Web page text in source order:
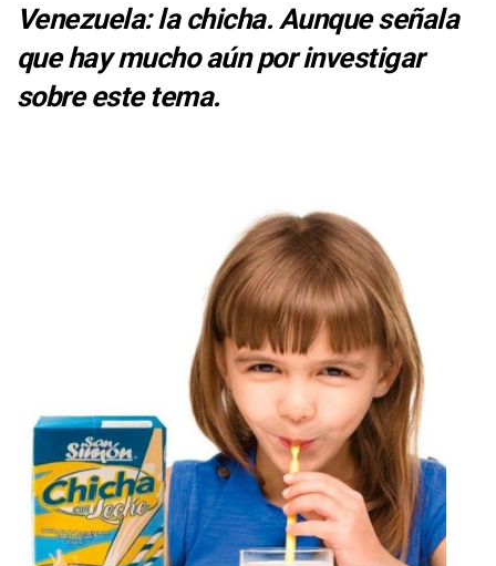
Venezuela: la chicha. Aunque señala
que hay mucho aún por investigar
sobre este tema.